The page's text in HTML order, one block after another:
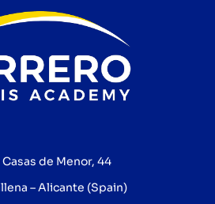
Casas de Menor, 44
– Alicante (Spain)